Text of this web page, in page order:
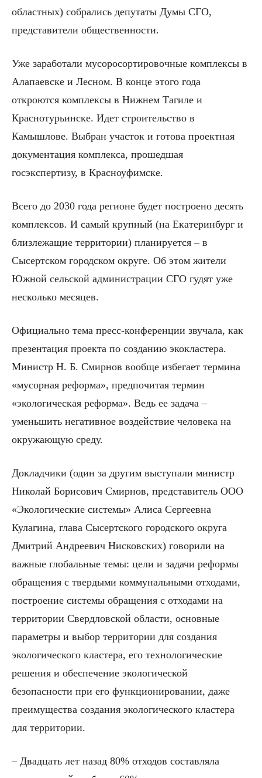
областных) собрались депутаты Думы СГО,
представители общественности.
Уже заработали мусоросортировочные комплексы в
Алапаевске и Лесном. В конце этого года
откроются комплексы в Нижнем Тагиле и
Краснотурьинске. Идет строительство в
Камышлове. Выбран участок и готова проектная
документация комплекса, прошедшая
госэкспертизу, в Красноуфимске.
Всего до 2030 года регионе будет построено десять
комплексов. И самый крупный (на Екатеринбург и
близлежащие территории) планируется – в
Сысертском городском округе. Об этом жители
Южной сельской администрации СГО гудят уже
несколько месяцев.
Официально тема пресс-конференции звучала, как
презентация проекта по созданию экокластера.
Министр Н. Б. Смирнов вообще избегает термина
«мусорная реформа», предпочитая термин
«экологическая реформа». Ведь ее задача –
уменьшить негативное воздействие человека на
окружающую среду.
Докладчики (один за другим выступали министр
Николай Борисович Смирнов, представитель ООО
«Экологические системы» Алиса Сергеевна
Кулагина, глава Сысертского городского округа
Дмитрий Андреевич Нисковских) говорили на
важные глобальные темы: цели и задачи реформы
обращения с твердыми коммунальными отходами,
построение системы обращения с отходами на
территории Свердловской области, основные
параметры и выбор территории для создания
экологического кластера, его технологические
решения и обеспечение экологической
безопасности при его функционировании, даже
преимущества создания экологического кластера
для территории.
– Двадцать лет назад 80% отходов составляла